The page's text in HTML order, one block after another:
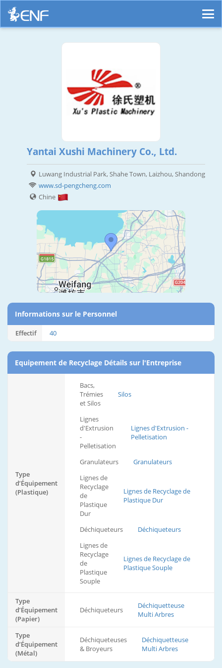
Yantai Xushi Machinery Co., Ltd.
Luwang Industrial Park, Shahe Town, Laizhou, Shandong
www.sd-pengcheng.com
Chine
Informations sur le Personnel
Effectif 40
Equipement de Recyclage Détails sur l'Entreprise
Type
d’Équipement
(Plastique)
Bacs,
Trémies
et Silos
Silos
Lignes
d'Extrusion
-
Pelletisation
Lignes d'Extrusion -
Pelletisation
Granulateurs
Granulateurs
Lignes de
Recyclage
de
Plastique
Dur
Lignes de Recyclage de
Plastique Dur
Déchiqueteurs
Déchiqueteurs
Lignes de
Recyclage
de
Plastique
Souple
Lignes de Recyclage de
Plastique Souple
Type
d’Équipement
(Papier)
Déchiqueteurs
Déchiquetteuse
Multi Arbres
Type
d’Équipement
(Métal)
Déchiqueteuses
& Broyeurs
Déchiquetteuse
Multi Arbres